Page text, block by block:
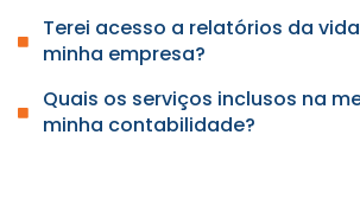
Terei acesso a relatórios da
minha empresa?
Quais os serviços inclusos na
minha contabilidade?